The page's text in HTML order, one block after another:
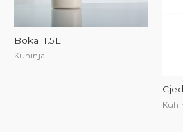
Bokal 1.5L
Kuhinja